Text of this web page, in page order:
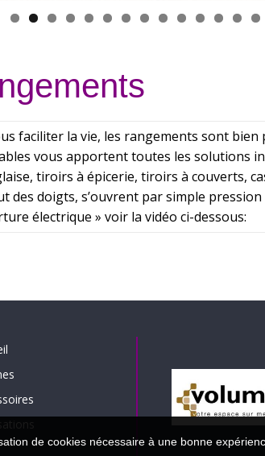
faciliter la vie, les rangements sont bien
vous apportent toutes les solutions
tiroirs à épicerie, tiroirs à couverts,
doigts, s’ouvrent par simple pression
électrique » voir la vidéo ci-dessous:
de cookies nécessaire à une bonne